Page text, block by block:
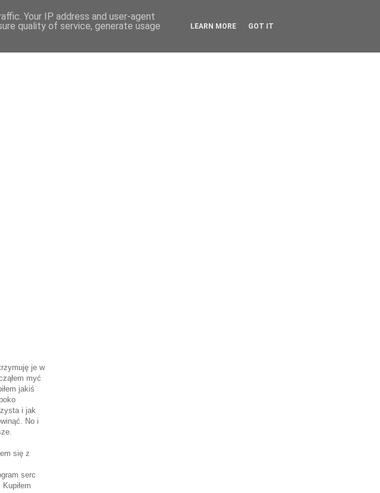
je w
myć
jakiś
i jak
No i
się z
serc
Your IP address and user-agent
quality of service, generate usage
LEARN MORE GOT IT